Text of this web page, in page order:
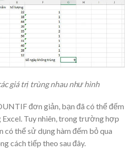
giá trị trùng nhau như hình
đơn giản, bạn đã có thể đếm
Tuy nhiên, trong trường hợp
có thể sử dụng hàm đếm bỏ qua
cách tiếp theo sau đây.